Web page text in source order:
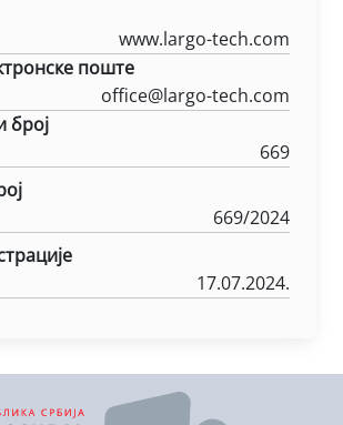
www.largo-tech.com
поште
office@largo-tech.com
број
669
669/2024
17.07.2024.